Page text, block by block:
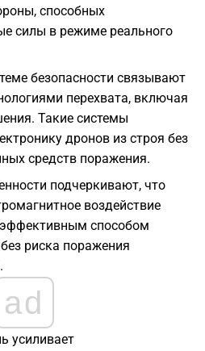
способных
силы в режиме реального
безопасности связывают
перехвата, включая
Такие системы
дронов из строя без
средств поражения.
подчеркивают, что
воздействие
способом
риска поражения
ad
усиливает